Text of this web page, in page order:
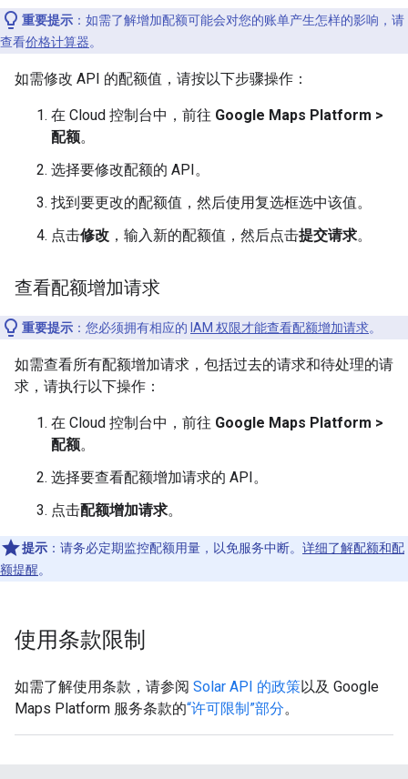
重要提示 ：如需了解增加配额可能会对您的账单产生怎样的影响，请
查看价格计算器。
如需修改 API 的配额值，请按以下步骤操作：
在 Cloud 控制台中，前往 Google Maps Platform >
配额。
选择要修改配额的 API。
找到要更改的配额值，然后使用复选框选中该值。
点击修改 ，输入新的配额值，然后点击提交请求。
查看配额增加请求
重要提示 ：您必须拥有相应的 IAM 权限才能查看配额增加请求。
如需查看所有配额增加请求，包括过去的请求和待处理的请
求，请执行以下操作：
在 Cloud 控制台中，前往 Google Maps Platform >
配额。
选择要查看配额增加请求的 API。
点击配额增加请求。
提示 ：请务必定期监控配额用量，以免服务中断。 详细了解配额和配
额提醒。
使用条款限制
如需了解使用条款，请参阅 Solar API 的政策以及 Google
Maps Platform 服务条款的“许可限制”部分。